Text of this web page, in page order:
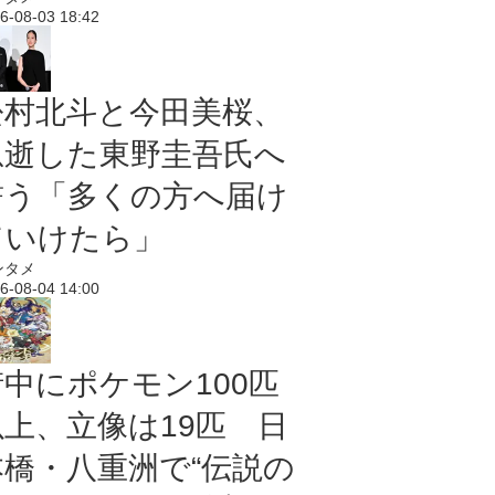
08-03 18:42
北斗と今田美桜、
した東野圭吾氏へ
「多くの方へ届け
けたら」
タメ
08-04 14:00
にポケモン100匹
、立像は19匹 日
・八重洲で“伝説の